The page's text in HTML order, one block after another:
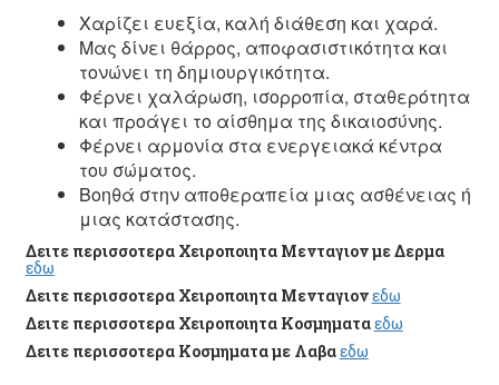
Χαρίζει ευεξία, καλή διάθεση και χαρά.
Μας δίνει θάρρος, αποφασιστικότητα και
τονώνει τη δημιουργικότητα.
Φέρνει χαλάρωση, ισορροπία, σταθερότητα
και προάγει το αίσθημα της δικαιοσύνης.
Φέρνει αρμονία στα ενεργειακά κέντρα
του σώματος.
Βοηθά στην αποθεραπεία μιας ασθένειας ή
μιας κατάστασης.
Δειτε περισσοτερα Χειροποιητα Μενταγιον με Δερμα
εδω
Δειτε περισσοτερα Χειροποιητα Μενταγιονεδω
Δειτε περισσοτερα Χειροποιητα Κοσμηματαεδω
Δειτε περισσοτερα Κοσμηματα με Λαβαεδω